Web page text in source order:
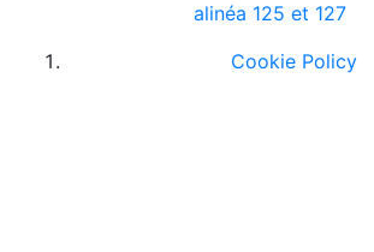
alinéa 125 et 127
Cookie Policy